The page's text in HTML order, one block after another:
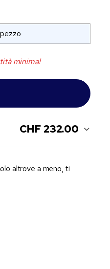
minima!
CHF 232.00
altrove a meno, ti